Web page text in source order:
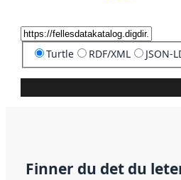
Turtle RDF/XML JSON-
Finner du det du